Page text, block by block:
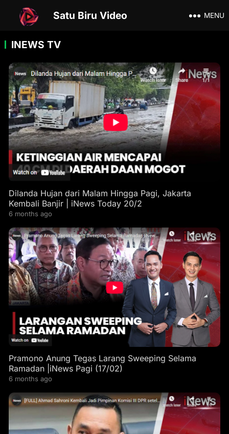
Satu Biru Video MENU
INEWS TV
Dilanda Hujan dari Malam Hingga Pagi, Jakarta
Kembali Banjir | iNews Today 20/2
6 months ago
Pramono Anung Tegas Larang Sweeping Selama
Ramadan |iNews Pagi (17/02)
6 months ago